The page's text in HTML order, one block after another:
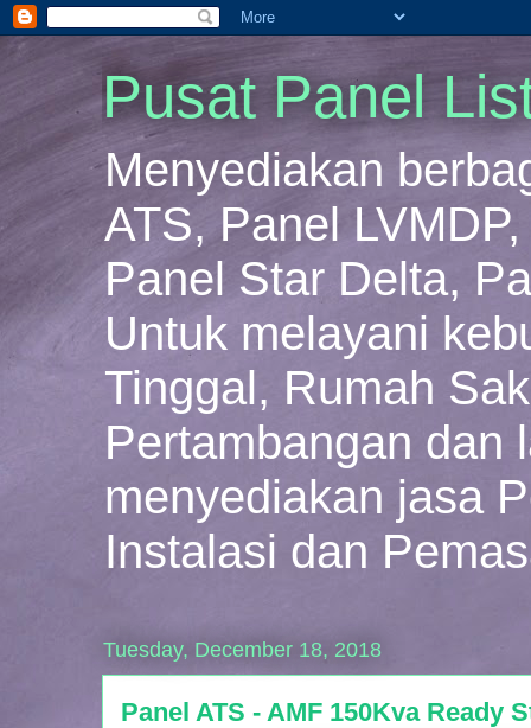
Pusat Panel
Menyediakan
ATS, Panel
Panel Star Delta,
Untuk melayani
Tinggal, Rumah
Pertambangan dan
menyediakan jasa
Instalasi dan
Tuesday, December 18, 2018
Panel ATS - AMF 150Kva Ready